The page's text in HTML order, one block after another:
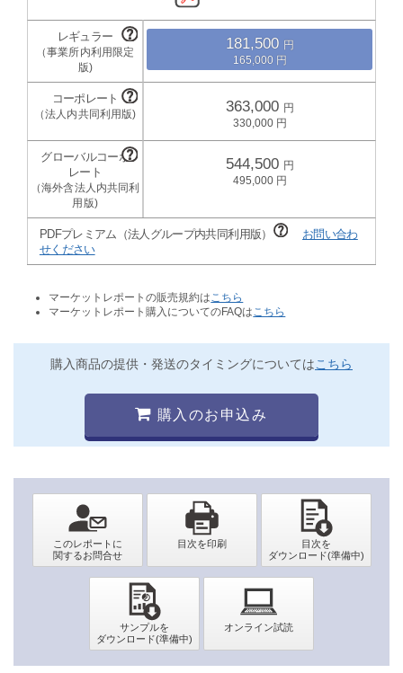
181,500
165,000
363,000
330,000
544,500
495,000
PDFプレミアム（法人グループ内共同利用版）
お問い合わ
せください
マーケットレポートの販売規約は こちら
マーケットレポート購入についてのFAQは こちら
購入商品の提供・発送のタイミングについてはこちら
購入のお申込み